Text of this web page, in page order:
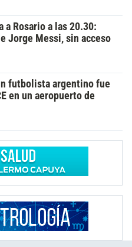
a Rosario a las 20.30:
Jorge Messi, sin acceso
futbolista argentino fue
en un aeropuerto de